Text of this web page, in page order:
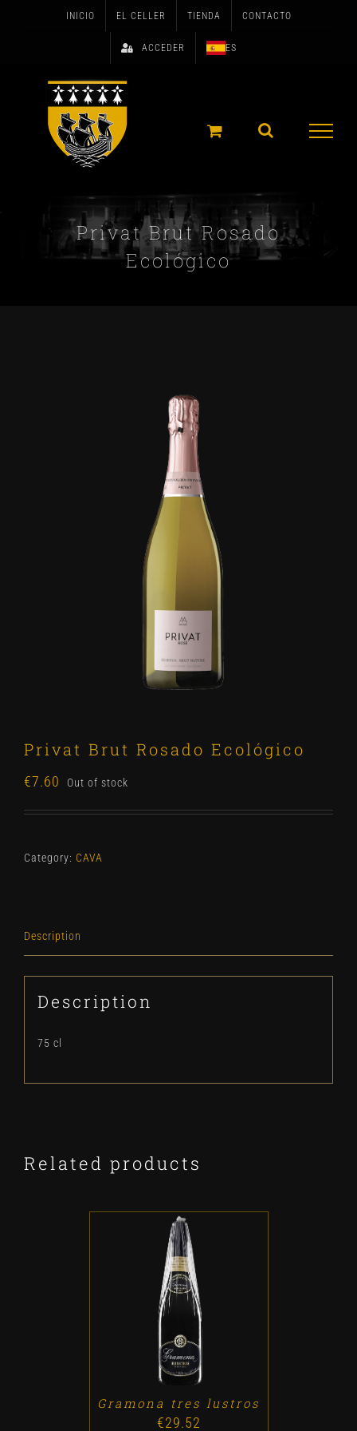
INICIO EL CELLER TIENDA CONTACTO
ACCEDER ES
Privat Brut Rosado
Ecológico
Privat Brut Rosado Ecológico
€7.60 Out of stock
Category: CAVA
Description
Description
75 cl
Related products
ADD TO CART / DETALLES
Gramona tres lustros
€29.52